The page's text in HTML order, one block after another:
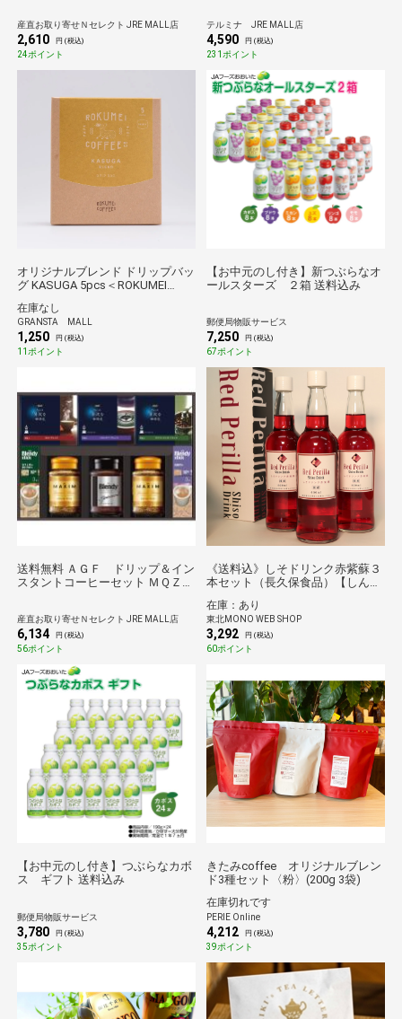
産直お取り寄せＮセレクト JRE MALL店
2,610 円 (税込)
24ポイント
テルミナ JRE MALL店
4,590 円 (税込)
231ポイント
オリジナルブレンド ドリップバッ
グ KASUGA 5pcs＜ROKUMEI
在庫なし
GRANSTA MALL
1,250 円 (税込)
11ポイント
【お中元のし付き】新つぶらなオ
ールスターズ ２箱 送料込み
郵便局物販サービス
7,250 円 (税込)
67ポイント
送料無料 ＡＧＦ ドリップ＆イン
スタントコーヒーセット ＭＱＺー
産直お取り寄せＮセレクト JRE MALL店
6,134 円 (税込)
56ポイント
《送料込》しそドリンク赤紫蘇３
本セット（長久保食品）【しんく
在庫：あり
東北MONO WEB SHOP
3,292 円 (税込)
60ポイント
【お中元のし付き】つぶらなカボ
ス ギフト 送料込み
郵便局物販サービス
3,780 円 (税込)
35ポイント
きたみcoffee オリジナルブレン
ド3種セット〈粉〉(200g 3袋)
在庫切れです
PERIE Online
4,212 円 (税込)
39ポイント